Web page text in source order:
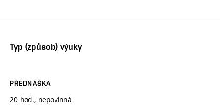
Typ (způsob) výuky
PŘEDNÁŠKA
20 hod., nepovinná